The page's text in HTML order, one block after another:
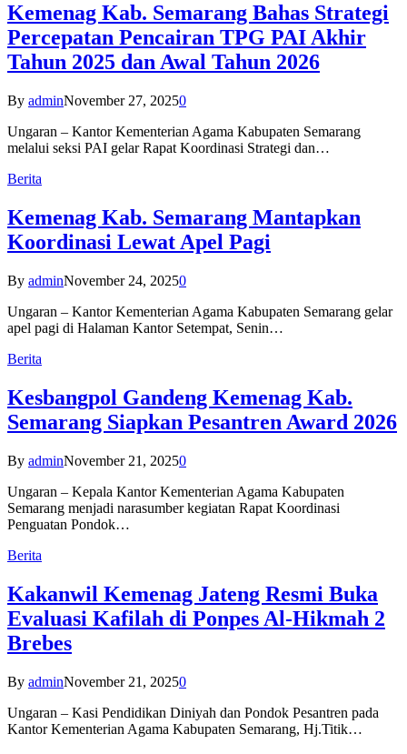
Kemenag Kab. Semarang Bahas Strategi
Percepatan Pencairan TPG PAI Akhir
Tahun 2025 dan Awal Tahun 2026
By adminNovember 27, 20250
Ungaran – Kantor Kementerian Agama Kabupaten Semarang
melalui seksi PAI gelar Rapat Koordinasi Strategi dan…
Berita
Kemenag Kab. Semarang Mantapkan
Koordinasi Lewat Apel Pagi
By adminNovember 24, 20250
Ungaran – Kantor Kementerian Agama Kabupaten Semarang gelar
apel pagi di Halaman Kantor Setempat, Senin…
Berita
Kesbangpol Gandeng Kemenag Kab.
Semarang Siapkan Pesantren Award 2026
By adminNovember 21, 20250
Ungaran – Kepala Kantor Kementerian Agama Kabupaten
Semarang menjadi narasumber kegiatan Rapat Koordinasi
Penguatan Pondok…
Berita
Kakanwil Kemenag Jateng Resmi Buka
Evaluasi Kafilah di Ponpes Al-Hikmah 2
Brebes
By adminNovember 21, 20250
Ungaran – Kasi Pendidikan Diniyah dan Pondok Pesantren pada
Kantor Kementerian Agama Kabupaten Semarang, Hj.Titik…